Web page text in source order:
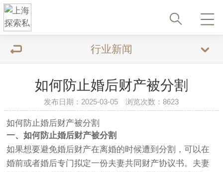
行业新闻
如何防止婚后财产被分割
发布日期：2025-03-05 浏览次数：8623
如何防止婚后财产被分割
一、如何防止婚后财产被分割
如果想要避免婚后财产在离婚的时候遭到分割，可以在
婚前或者婚后专门拟定一份夫妻共同财产协议书。夫妻